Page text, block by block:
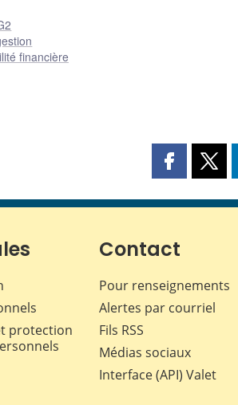
financière
Partager
page
Facebook
page
protection
Contact
Pour renseignements
Alertes par courriel
Fils RSS
Médias sociaux
Interface (API) Valet